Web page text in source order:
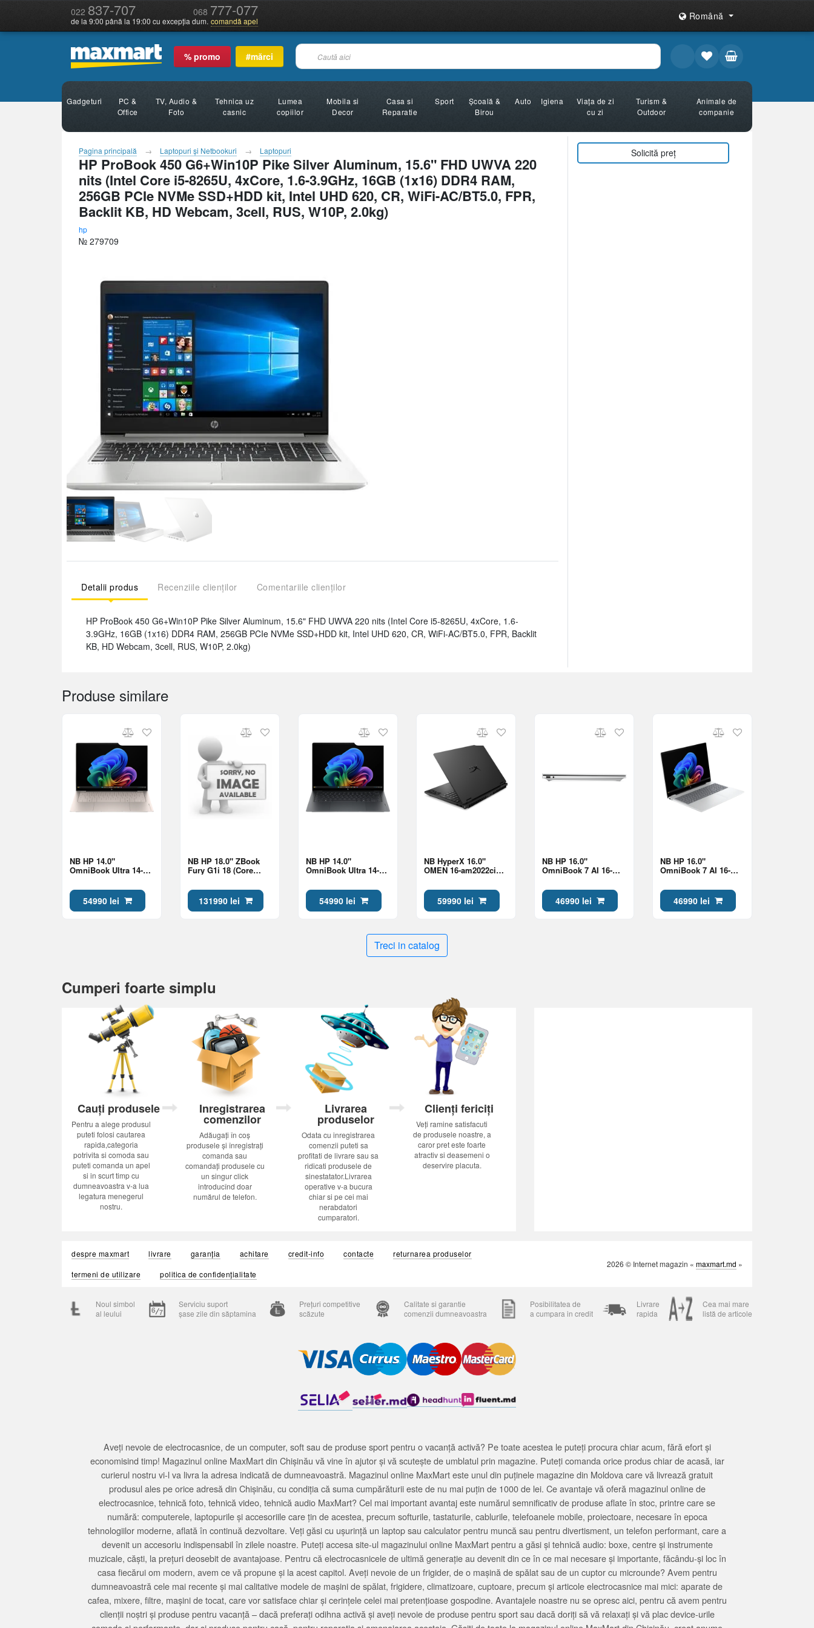
022 837-707 068 777-077
de la 9:00 până la 19:00 cu excepția dum. comandă apel Română
% promo #mărci
Gadgeturi
PC &
Office
TV, Audio &
Foto
Tehnica uz
casnic
Lumea
copiilor
Mobila si
Decor
Casa si
Reparatie
Sport
Şcoală &
Birou
Auto Igiena
Viața de zi
cu zi
Turism &
Outdoor
Animale de
companie
Pagina principală Laptopuri şi Netbookuri Laptopuri
HP ProBook 450 G6+Win10P Pike Silver Aluminum, 15.6" FHD UWVA 220
nits (Intel Core i5-8265U, 4xCore, 1.6-3.9GHz, 16GB (1x16) DDR4 RAM,
256GB PCIe NVMe SSD+HDD kit, Intel UHD 620, CR, WiFi-AC/BT5.0, FPR,
Backlit KB, HD Webcam, 3cell, RUS, W10P, 2.0kg)
hp
№ 279709
Detalii produs Recenziile clienților Comentariile clienților
HP ProBook 450 G6+Win10P Pike Silver Aluminum, 15.6" FHD UWVA 220 nits (Intel Core i5-8265U, 4xCore, 1.6-
3.9GHz, 16GB (1x16) DDR4 RAM, 256GB PCIe NVMe SSD+HDD kit, Intel UHD 620, CR, WiFi-AC/BT5.0, FPR, Backlit
KB, HD Webcam, 3cell, RUS, W10P, 2.0kg)
Solicită preț
Produse similare
NB HP 14.0"
OmniBook Ultra 14-
Ultra 7 356H 32Gb 1Tb
Win 11)54990 lei
NB HP 18.0" ZBook
Fury G1i 18 (Core
2Tb RTX Pro 2000
8Gb Win 11)
131990 lei
NB HP 14.0"
OmniBook Ultra 14-
Ultra 7 356H 32Gb 1Tb
Win 11)54990 lei
NB HyperX 16.0"
OMEN 16-am2022ci
270HX Plus 24Gb 1Tb
5060 8Gb)
59990 lei
NB HP 16.0"
OmniBook 7 AI 16-
Ultra 7 356H 24Gb 1Tb
Win 11)46990 lei
NB HP 16.0"
OmniBook 7 AI 16-
Ultra 7 356H 24Gb 1Tb
Win 11)46990 lei
Treci in catalog
Cumperi foarte simplu
Cauți produsele
Pentru a alege produsul
puteti folosi cautarea
rapida,categoria
potrivita si comoda sau
puteti comanda un apel
si in scurt timp cu
dumneavoastra v-a lua
legatura menegerul
nostru.
Inregistrarea
comenzilor
Adăugați în coș
produsele și înregistrați
comanda sau
comandați produsele cu
un singur click
introducînd doar
numărul de telefon.
Livrarea
produselor
Odata cu inregistrarea
comenzii puteti sa
profitati de livrare sau sa
ridicati produsele de
sinestatator.Livrarea
operative v-a bucura
chiar si pe cei mai
nerabdatori
cumparatori.
Clienți fericiți
Veți ramine satisfacuti
de produsele noastre, a
caror pret este foarte
atractiv si deasemeni o
deservire placuta.
despre maxmart livrare garanția achitare credit-info contacte
returnarea produselor
termeni de utilizare
politica de confidențialitate
2026 © Internet magazin « maxmart.md »
Noul simbol
al leului
Serviciu suport
șase zile din săptamina
Prețuri competitive
scăzute
Calitate si garantie
comenzii dumneavoastra
Posibilitatea de
a cumpara in credit
Livrare
rapida
Cea mai mare
listă de articole
Aveți nevoie de electrocasnice, de un computer, soft sau de produse sport pentru o vacanță activă? Pe toate acestea le puteți procura chiar acum, fără efort și
economisind timp! Magazinul online MaxMart din Chișinău vă vine în ajutor și vă scutește de umblatul prin magazine. Puteți comanda orice produs chiar de acasă, iar
curierul nostru vi-l va livra la adresa indicată de dumneavoastră. Magazinul online MaxMart este unul din puținele magazine din Moldova care vă livrează gratuit
produsul ales pe orice adresă din Chișinău, cu condiția că suma cumpărăturii este de nu mai puțin de 1000 de lei. Ce avantaje vă oferă magazinul online de
electrocasnice, tehnică foto, tehnică video, tehnică audio MaxMart? Cel mai important avantaj este numărul semnificativ de produse aflate în stoc, printre care se
numără: computerele, laptopurile și accesoriile care țin de acestea, precum softurile, tastaturile, cablurile, telefoanele mobile, proiectoare, necesare în epoca
tehnologiilor moderne, aflată în continuă dezvoltare. Veți găsi cu ușurință un laptop sau calculator pentru muncă sau pentru divertisment, un telefon performant, care a
devenit un accesoriu indispensabil în zilele noastre. Puteți accesa site-ul magazinului online MaxMart pentru a găsi și tehnică audio: boxe, centre și instrumente
muzicale, căști, la prețuri deosebit de avantajoase. Pentru că electrocasnicele de ultimă generație au devenit din ce în ce mai necesare și importante, făcându-și loc în
casa fiecărui om modern, avem ce vă propune și la acest capitol. Aveți nevoie de un frigider, de o mașină de spălat sau de un cuptor cu microunde? Avem pentru
dumneavoastră cele mai recente și mai calitative modele de mașini de spălat, frigidere, climatizoare, cuptoare, precum și articole electrocasnice mai mici: aparate de
cafea, mixere, filtre, mașini de tocat, care vor satisface chiar și cerințele celei mai pretențioase gospodine. Avantajele noastre nu se opresc aici, pentru că avem pentru
clienții noștri și produse pentru vacanță – dacă preferați odihna activă și aveți nevoie de produse pentru sport sau dacă doriți să vă relaxați și vă plac device-urile